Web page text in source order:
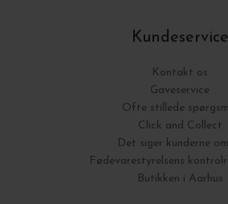
Kundeservice
Kontakt os
Gaveservice
Ofte stillede
Click and Collect
Det siger kunderne
Fødevarestyrelsens
Butikken i Aarhus